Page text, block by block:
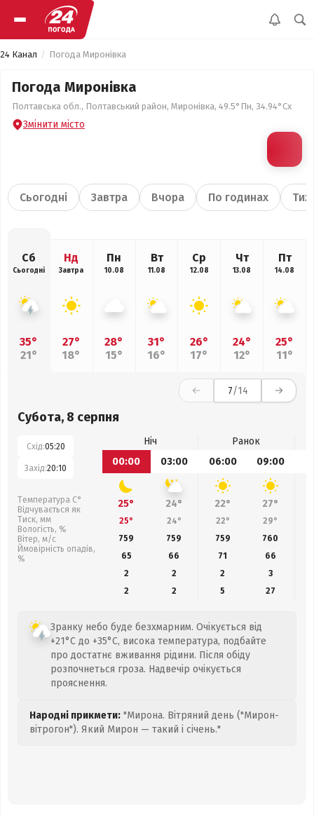
24 Канал Погода Миронівка
Погода Миронівка
Полтавська обл., Полтавський район, Миронівка, 49.5°Пн, 34.94°Сх
Змінити місто
Сьогодні Завтра Вчора По годинах
Сб
Сьогодні
35°
21°
Нд
Завтра
27°
18°
Пн
10.08
28°
15°
Вт
11.08
31°
16°
Ср
12.08
26°
17°
Чт
13.08
24°
12°
Пт
14.08
25°
11°
7/14
Субота, 8 серпня
Схід:05:20
Захід:20:10
Температура С°
Відчувається як
Тиск, мм
Вологість, %
Вітер, м/с
Ймовірність опадів,
%
Ніч
Ранок
00:00
03:00 06:00 09:00
25° 24° 22° 27°
25° 24° 22° 29°
759
759 759 760
65
66 71
66
2
2 2
3
2
2 5 27
Зранку небо буде безхмарним. Очікується від
+21°C до +35°C, висока температура, подбайте
про достатнє вживання рідини. Після обіду
розпочнеться гроза. Надвечір очікується
прояснення.
Народні прикмети: "Мирона. Вітряний день ("Мирон-
вітрогон"). Який Мирон — такий і січень."